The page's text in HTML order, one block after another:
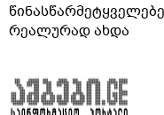
რეალურად ახდა